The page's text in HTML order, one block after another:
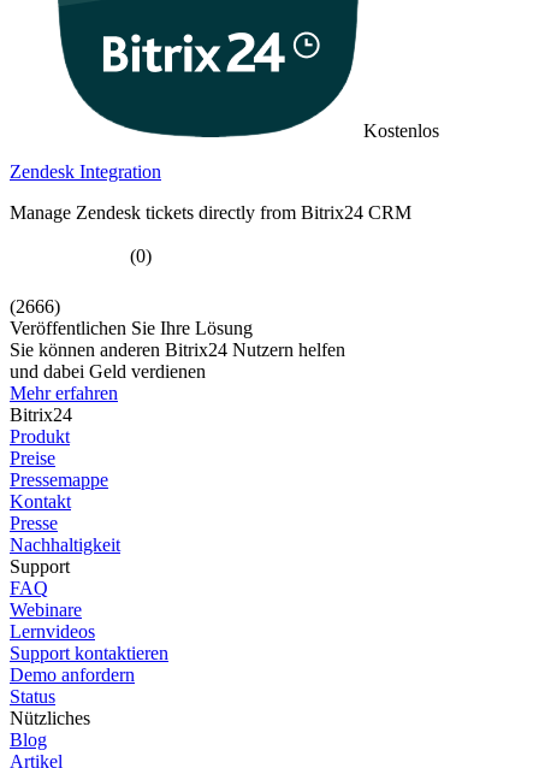
Kostenlos
Zendesk Integration
Manage Zendesk tickets directly from Bitrix24 CRM
(0)
(2666)
Veröffentlichen Sie Ihre Lösung
Sie können anderen Bitrix24 Nutzern helfen
und dabei Geld verdienen
Mehr erfahren
Bitrix24
Produkt
Preise
Pressemappe
Kontakt
Presse
Nachhaltigkeit
Support
FAQ
Webinare
Lernvideos
Support kontaktieren
Demo anfordern
Status
Nützliches
Blog
Artikel